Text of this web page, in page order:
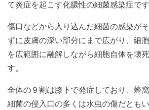
て炎症を起こす化膿性の細菌感染症です
傷口などから入り込んだ細菌の感染が
ずに皮膚の深い部分にまで広がり、細
を広範囲に融解しながら細胞自体を壊
す。
全体の９割は膝下で発症しており、蜂
細菌の侵入口の多くは水虫の傷だとも